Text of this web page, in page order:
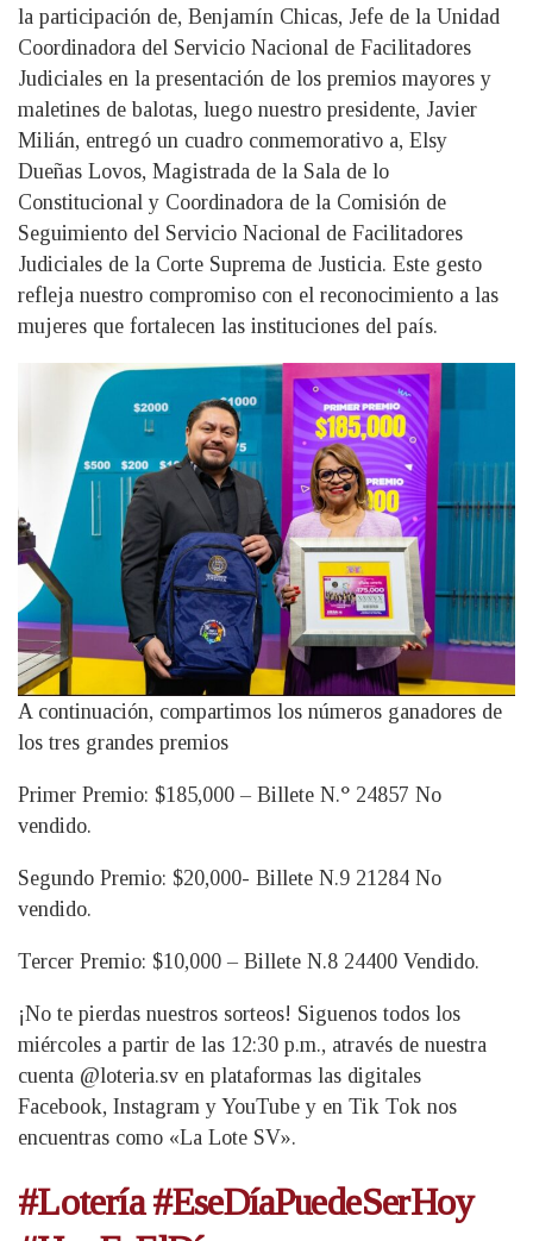
la participación de, Benjamín Chicas, Jefe de la Unidad
Coordinadora del Servicio Nacional de Facilitadores
Judiciales en la presentación de los premios mayores y
maletines de balotas, luego nuestro presidente, Javier
Milián, entregó un cuadro conmemorativo a, Elsy
Dueñas Lovos, Magistrada de la Sala de lo
Constitucional y Coordinadora de la Comisión de
Seguimiento del Servicio Nacional de Facilitadores
Judiciales de la Corte Suprema de Justicia. Este gesto
refleja nuestro compromiso con el reconocimiento a las
mujeres que fortalecen las instituciones del país.
A continuación, compartimos los números ganadores de
los tres grandes premios
Primer Premio: $185,000 – Billete N.° 24857 No
vendido.
Segundo Premio: $20,000- Billete N.9 21284 No
vendido.
Tercer Premio: $10,000 – Billete N.8 24400 Vendido.
¡No te pierdas nuestros sorteos! Siguenos todos los
miércoles a partir de las 12:30 p.m., através de nuestra
cuenta @loteria.sv en plataformas las digitales
Facebook, Instagram y YouTube y en Tik Tok nos
encuentras como «La Lote SV».
#Lotería #EseDíaPuedeSerHoy